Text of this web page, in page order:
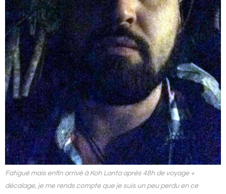
Fatigué mais enfin arrivé à Koh Lanta après 48h de voyage +
décalage, je me rends compte que je suis un peu perdu en ce